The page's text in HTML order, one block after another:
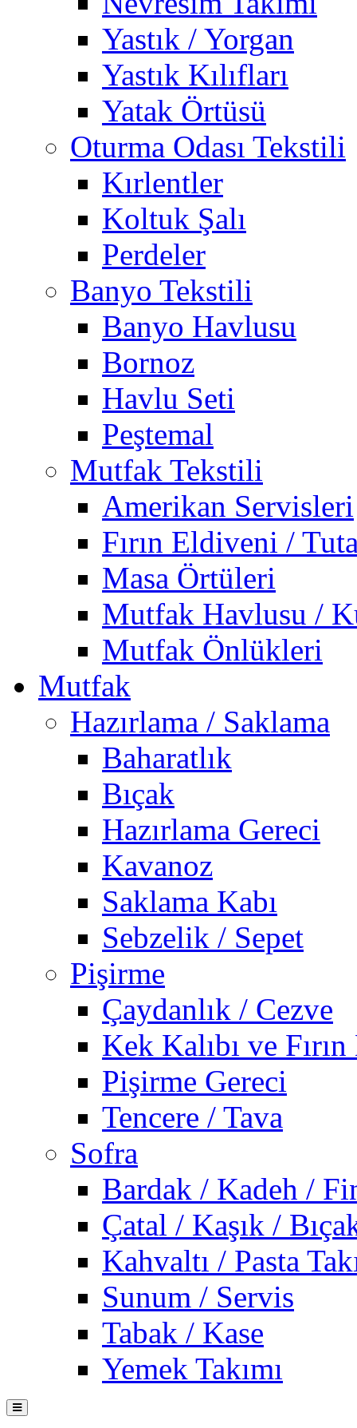
Yastık / Yorgan
Yastık Kılıfları
Yatak Örtüsü
Oturma Odası Tekstili
Kırlentler
Koltuk Şalı
Perdeler
Banyo Tekstili
Banyo Havlusu
Bornoz
Havlu Seti
Peştemal
Mutfak Tekstili
Amerikan Servisleri
Fırın Eldiveni /
Masa Örtüleri
Mutfak Havlusu /
Mutfak Önlükleri
Mutfak
Hazırlama / Saklama
Baharatlık
Bıçak
Hazırlama Gereci
Kavanoz
Saklama Kabı
Sebzelik / Sepet
Pişirme
Çaydanlık / Cezve
Kek Kalıbı ve Fırın
Pişirme Gereci
Tencere / Tava
Sofra
Bardak / Kadeh /
Çatal / Kaşık /
Kahvaltı / Pasta
Sunum / Servis
Tabak / Kase
Yemek Takımı